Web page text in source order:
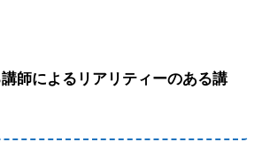
師によるリアリティーのある講